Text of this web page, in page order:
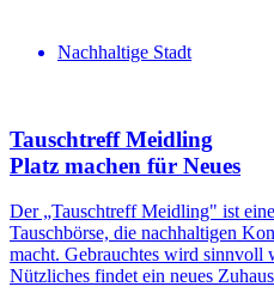
Nachhaltige Stadt
Tauschtreff Meidling
Platz machen für Neues
Der „Tauschtreff Meidling" ist
Tauschbörse, die nachhaltigen
macht. Gebrauchtes wird sinnvoll
Nützliches findet ein neues